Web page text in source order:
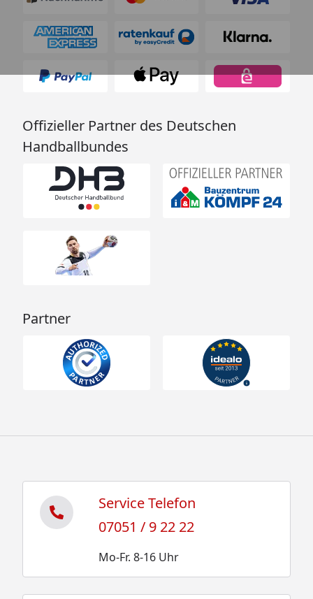
Offizieller Partner des Deutschen
Handballbundes
Partner
Service Telefon
07051 / 9 22 22
Mo-Fr. 8-16 Uhr